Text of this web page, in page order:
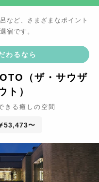
など、さまざまなポイント
宿です。
わるなら
（ザ・サウザ
ト）
きる癒しの空間
53,473〜